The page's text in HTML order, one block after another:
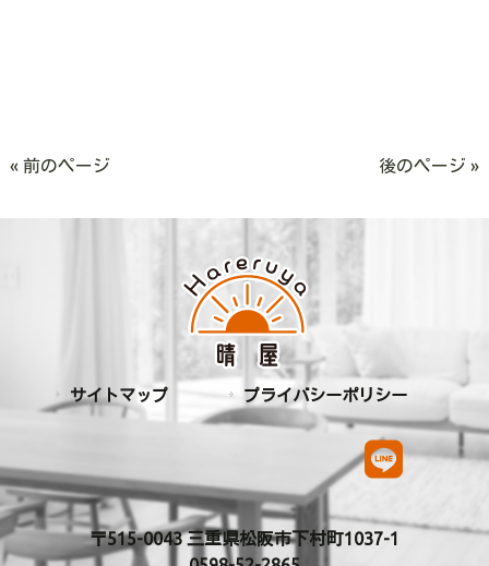
« 前のページ 後のページ »
サイトマップ プライバシーポリシー
〒515-0043 三重県松阪市下村町1037-1